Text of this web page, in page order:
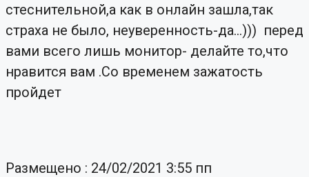
стеснительной,а как в онлайн зашла,так
страха не было, неуверенность-да...))) перед
вами всего лишь монитор- делайте то,что
нравится вам .Со временем зажатость
пройдет
Размещено : 24/02/2021 3:55 пп